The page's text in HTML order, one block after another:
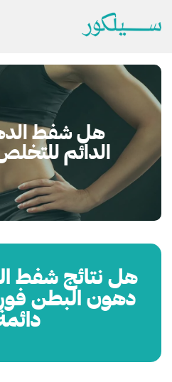
هل شفط
الدائم
هل نتائج شفط
دهون البطن